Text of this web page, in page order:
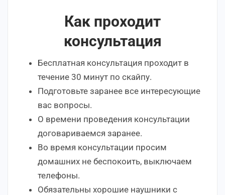
Как проходит
консультация
Бесплатная консультация проходит в
течение 30 минут по скайпу.
Подготовьте заранее все интересующие
вас вопросы.
О времени проведения консультации
договариваемся заранее.
Во время консультации просим
домашних не беспокоить, выключаем
телефоны.
Обязательны хорошие наушники с